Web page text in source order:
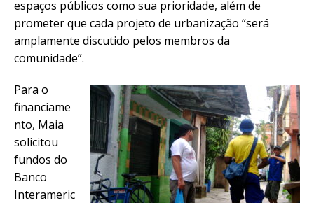
espaços públicos como sua prioridade, além de
prometer que cada projeto de urbanização “será
amplamente discutido pelos membros da
comunidade”.
Para o
financiame
nto, Maia
solicitou
fundos do
Banco
Interameric